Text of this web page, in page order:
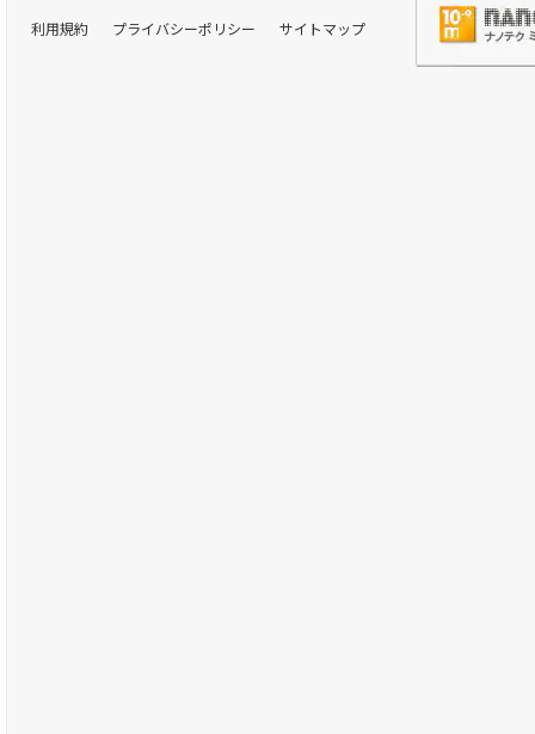
利用規約 プライバシーポリシー サイトマップ